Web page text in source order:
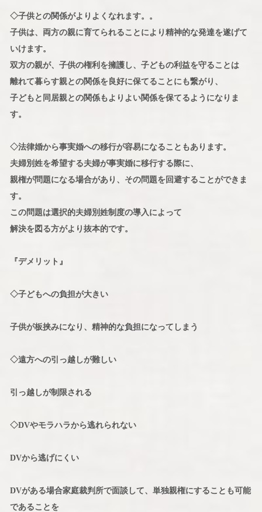
◇子供との関係がよりよくなれます。。
子供は、両方の親に育てられることにより精神的な発達を遂げて
いけます。
双方の親が、子供の権利を擁護し、子どもの利益を守ることは
離れて暮らす親との関係を良好に保てることにも繋がり、
子どもと同居親との関係もよりよい関係を保てるようになりま
す。
◇法律婚から事実婚への移行が容易になることもあります。
夫婦別姓を希望する夫婦が事実婚に移行する際に、
親権が問題になる場合があり、その問題を回避することができま
す。
この問題は選択的夫婦別姓制度の導入によって
解決を図る方がより抜本的です。
『デメリット』
◇子どもへの負担が大きい
子供が板挟みになり、精神的な負担になってしまう
◇遠方への引っ越しが難しい
引っ越しが制限される
◇DVやモラハラから逃れられない
DVから逃げにくい
DVがある場合家庭裁判所で面談して、単独親権にすることも可能
であることを